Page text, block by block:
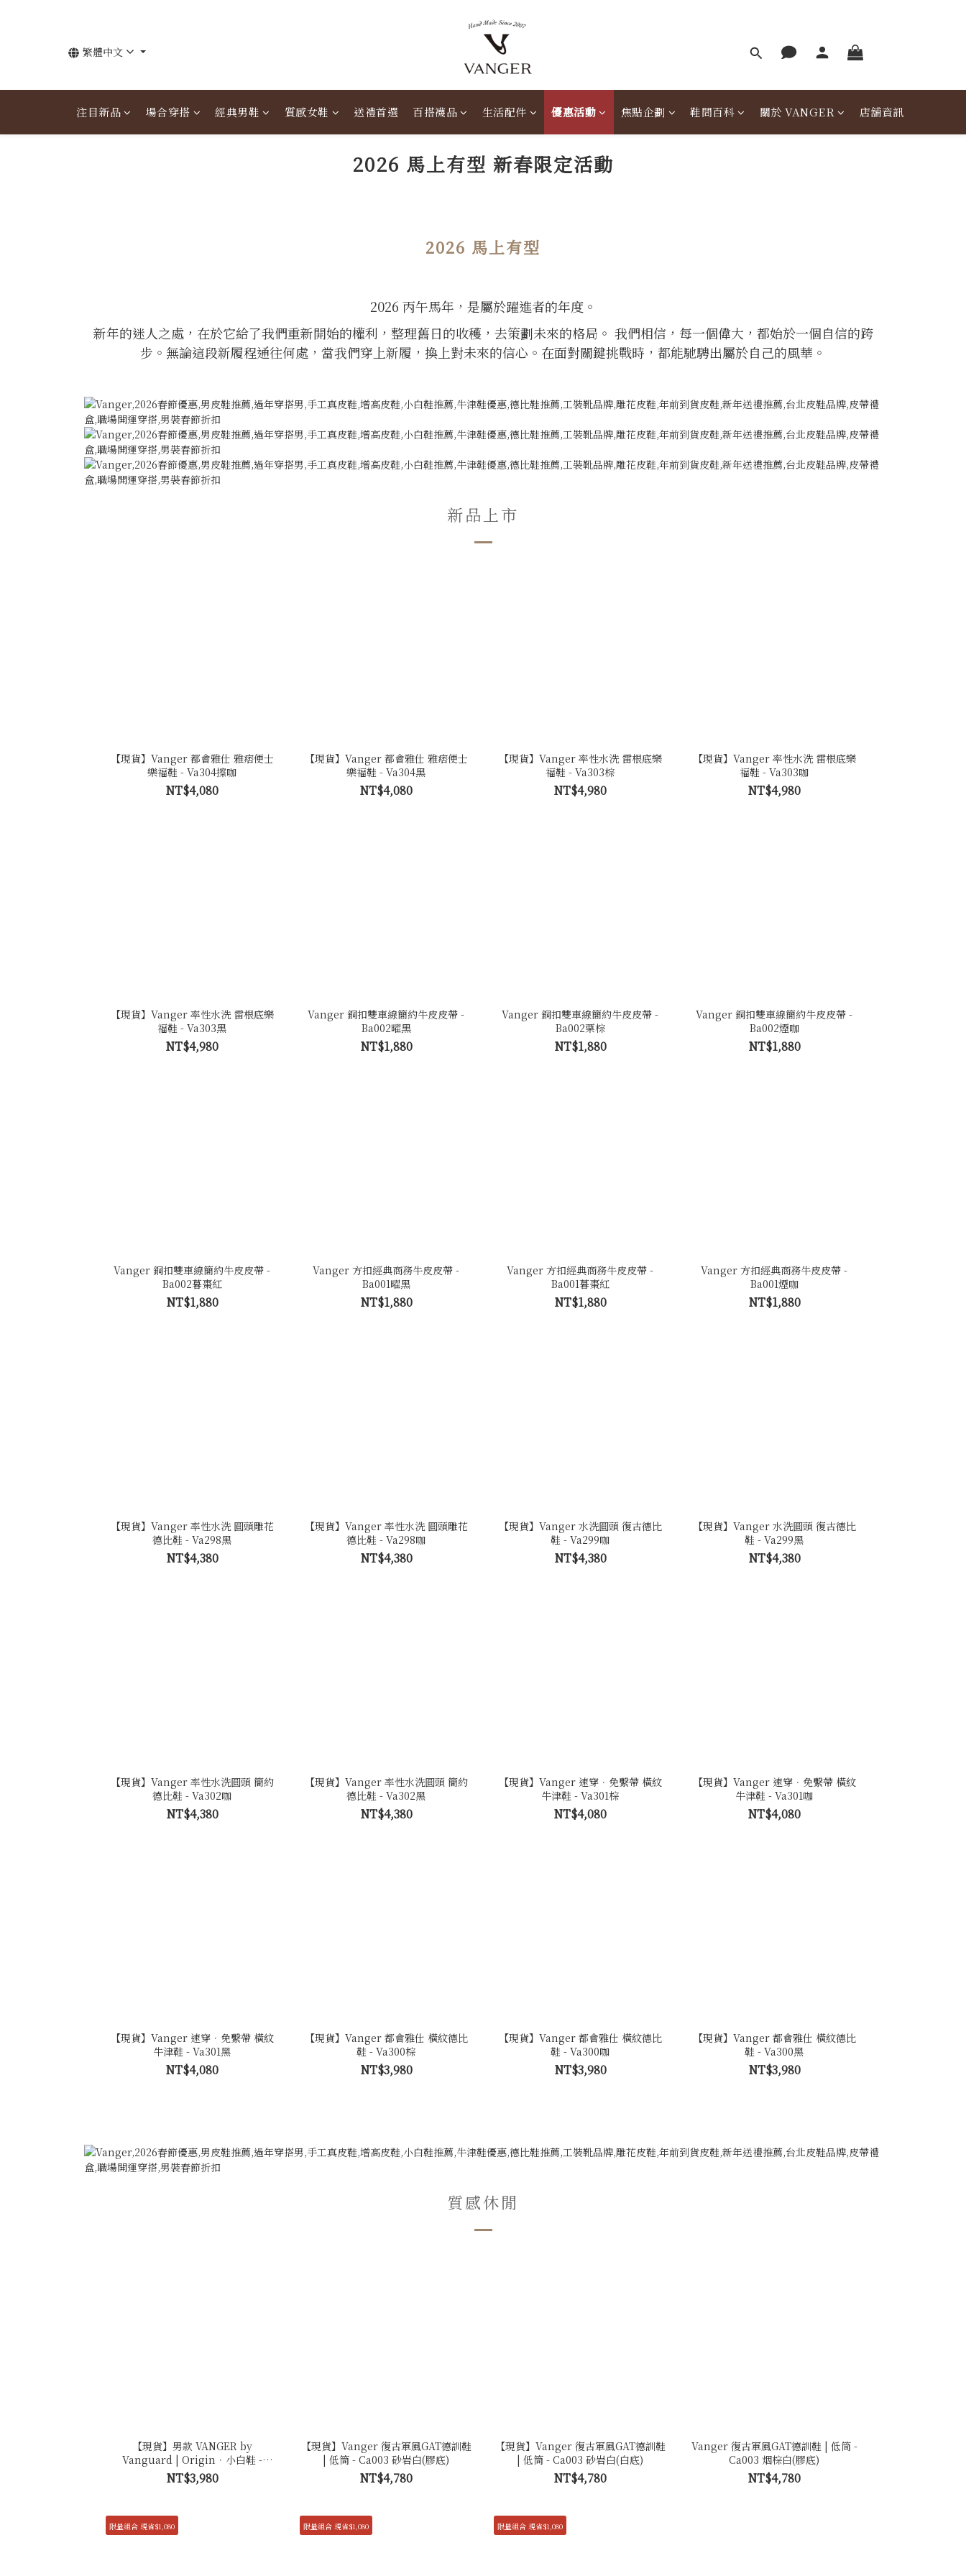
注目新品 場合穿搭 經典男鞋 質感女鞋 送禮首選 百搭襪品 生活配件 優惠活動 焦點企劃 鞋問百科 關於 VANGER 店舖資訊
繁體中文
2026 馬上有型 新春限定活動
2026 馬上有型
2026 丙午馬年，是屬於躍進者的年度。
新年的迷人之處，在於它給了我們重新開始的權利，整理舊日的收穫，去策劃未來的格局。 我們相信，每一個偉大，都始於一個自信的跨
步。無論這段新履程通往何處，當我們穿上新履，換上對未來的信心。在面對關鍵挑戰時，都能馳騁出屬於自己的風華。
新品上市
【現貨】Vanger 都會雅仕 雅痞便士
樂福鞋 - Va304擦咖
NT$4,080
【現貨】Vanger 都會雅仕 雅痞便士
樂福鞋 - Va304黑
NT$4,080
【現貨】Vanger 率性水洗 雷根底樂
福鞋 - Va303棕
NT$4,980
【現貨】Vanger 率性水洗 雷根底樂
福鞋 - Va303咖
NT$4,980
【現貨】Vanger 率性水洗 雷根底樂
福鞋 - Va303黑
NT$4,980
Vanger 銅扣雙車線簡約牛皮皮帶 -
Ba002曜黑
NT$1,880
Vanger 銅扣雙車線簡約牛皮皮帶 -
Ba002栗棕
NT$1,880
Vanger 銅扣雙車線簡約牛皮皮帶 -
Ba002煙咖
NT$1,880
Vanger 銅扣雙車線簡約牛皮皮帶 -
Ba002暮棗紅
NT$1,880
Vanger 方扣經典商務牛皮皮帶 -
Ba001曜黑
NT$1,880
Vanger 方扣經典商務牛皮皮帶 -
Ba001暮棗紅
NT$1,880
Vanger 方扣經典商務牛皮皮帶 -
Ba001煙咖
NT$1,880
【現貨】Vanger 率性水洗 圓頭雕花
德比鞋 - Va298黑
NT$4,380
【現貨】Vanger 率性水洗 圓頭雕花
德比鞋 - Va298咖
NT$4,380
【現貨】Vanger 水洗圓頭 復古德比
鞋 - Va299咖
NT$4,380
【現貨】Vanger 水洗圓頭 復古德比
鞋 - Va299黑
NT$4,380
【現貨】Vanger 率性水洗圓頭 簡約
德比鞋 - Va302咖
NT$4,380
【現貨】Vanger 率性水洗圓頭 簡約
德比鞋 - Va302黑
NT$4,380
【現貨】Vanger 速穿．免繫帶 橫紋
牛津鞋 - Va301棕
NT$4,080
【現貨】Vanger 速穿．免繫帶 橫紋
牛津鞋 - Va301咖
NT$4,080
【現貨】Vanger 速穿．免繫帶 橫紋
牛津鞋 - Va301黑
NT$4,080
【現貨】Vanger 都會雅仕 橫紋德比
鞋 - Va300棕
NT$3,980
【現貨】Vanger 都會雅仕 橫紋德比
鞋 - Va300咖
NT$3,980
【現貨】Vanger 都會雅仕 橫紋德比
鞋 - Va300黑
NT$3,980
質感休閒
【現貨】男款 VANGER by
Vanguard | Origin．小白鞋 -
Ca005 極簡白
NT$3,980
【現貨】Vanger 復古軍風GAT德訓鞋
| 低筒 - Ca003 砂岩白(膠底)
NT$4,780
【現貨】Vanger 復古軍風GAT德訓鞋
| 低筒 - Ca003 砂岩白(白底)
NT$4,780
Vanger 復古軍風GAT德訓鞋 | 低筒 -
Ca003 烟棕白(膠底)
NT$4,780
限量組合 現省$1,080 限量組合 現省$1,080 限量組合 現省$1,080